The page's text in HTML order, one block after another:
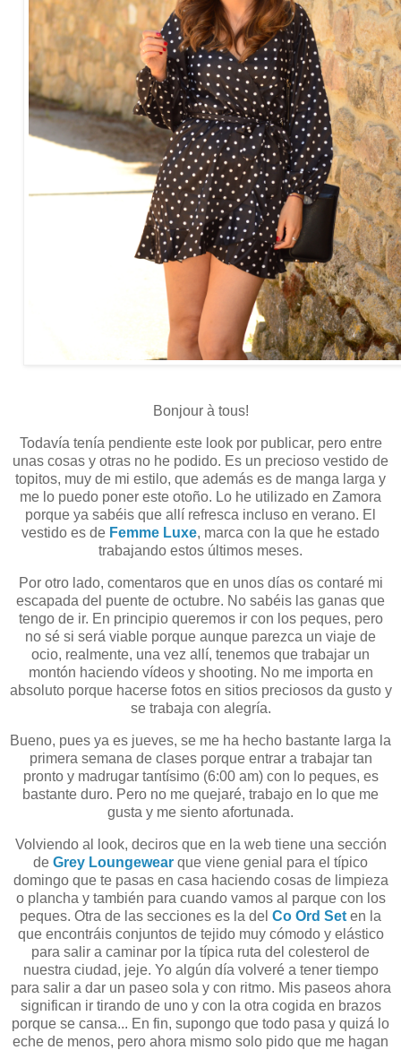
Bonjour à tous!
Todavía tenía pendiente este look por publicar, pero entre
unas cosas y otras no he podido. Es un precioso vestido de
topitos, muy de mi estilo, que además es de manga larga y
me lo puedo poner este otoño. Lo he utilizado en Zamora
porque ya sabéis que allí refresca incluso en verano. El
vestido es de Femme Luxe, marca con la que he estado
trabajando estos últimos meses.
Por otro lado, comentaros que en unos días os contaré mi
escapada del puente de octubre. No sabéis las ganas que
tengo de ir. En principio queremos ir con los peques, pero
no sé si será viable porque aunque parezca un viaje de
ocio, realmente, una vez allí, tenemos que trabajar un
montón haciendo vídeos y shooting. No me importa en
absoluto porque hacerse fotos en sitios preciosos da gusto y
se trabaja con alegría.
Bueno, pues ya es jueves, se me ha hecho bastante larga la
primera semana de clases porque entrar a trabajar tan
pronto y madrugar tantísimo (6:00 am) con lo peques, es
bastante duro. Pero no me quejaré, trabajo en lo que me
gusta y me siento afortunada.
Volviendo al look, deciros que en la web tiene una sección
de Grey Loungewear que viene genial para el típico
domingo que te pasas en casa haciendo cosas de limpieza
o plancha y también para cuando vamos al parque con los
peques. Otra de las secciones es la del Co Ord Set en la
que encontráis conjuntos de tejido muy cómodo y elástico
para salir a caminar por la típica ruta del colesterol de
nuestra ciudad, jeje. Yo algún día volveré a tener tiempo
para salir a dar un paseo sola y con ritmo. Mis paseos ahora
significan ir tirando de uno y con la otra cogida en brazos
porque se cansa... En fin, supongo que todo pasa y quizá lo
eche de menos, pero ahora mismo solo pido que me hagan